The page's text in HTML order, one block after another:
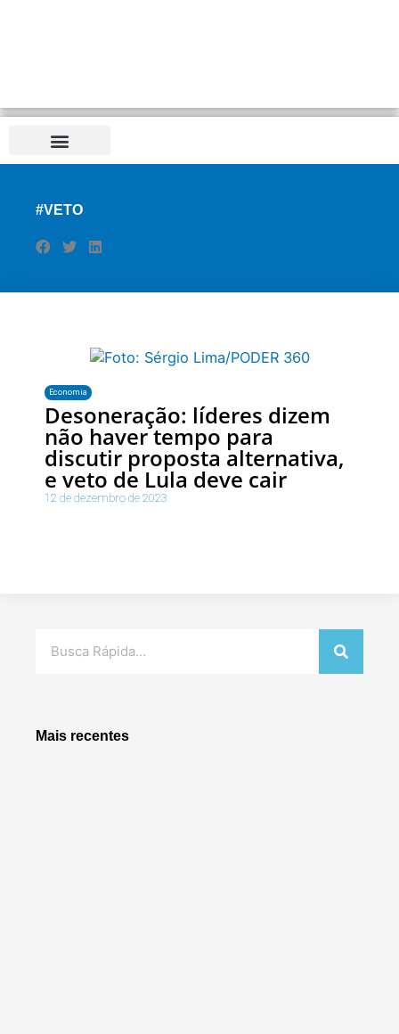
#VETO
Economia
Desoneração: líderes dizem
não haver tempo para
discutir proposta alternativa,
e veto de Lula deve cair
12 de dezembro de 2023
Mais recentes